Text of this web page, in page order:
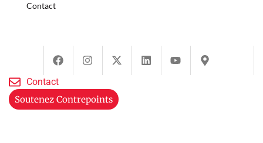
Contact
Contact
Soutenez Contrepoints